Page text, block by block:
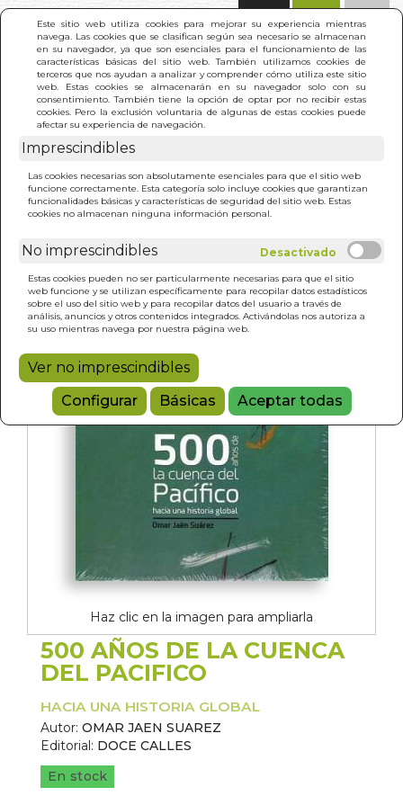
Este sitio web utiliza cookies para mejorar su experiencia mientras
navega. Las cookies que se clasifican según sea necesario se almacenan
en su navegador, ya que son esenciales para el funcionamiento de las
características básicas del sitio web. También utilizamos cookies de
terceros que nos ayudan a analizar y comprender cómo utiliza este sitio
web. Estas cookies se almacenarán en su navegador solo con su
consentimiento. También tiene la opción de optar por no recibir estas
cookies. Pero la exclusión voluntaria de algunas de estas cookies puede
afectar su experiencia de navegación.
Imprescindibles
Las cookies necesarias son absolutamente esenciales para que el sitio web
funcione correctamente. Esta categoría solo incluye cookies que garantizan
funcionalidades básicas y características de seguridad del sitio web. Estas
cookies no almacenan ninguna información personal.
No imprescindibles
Estas cookies pueden no ser particularmente necesarias para que el sitio
web funcione y se utilizan específicamente para recopilar datos estadísticos
sobre el uso del sitio web y para recopilar datos del usuario a través de
análisis, anuncios y otros contenidos integrados. Activándolas nos autoriza a
su uso mientras navega por nuestra página web.
Ver no imprescindibles
Configurar
Básicas Aceptar todas
INICIO >
Haz clic en la imagen para ampliarla
500 AÑOS DE LA CUENCA
DEL PACIFICO
HACIA UNA HISTORIA GLOBAL
Autor: OMAR JAEN SUAREZ
Editorial: DOCE CALLES
En stock